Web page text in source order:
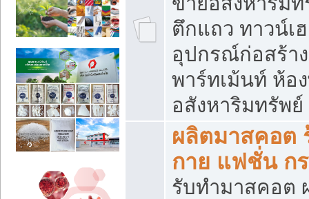
ตึกแถว ทาวน์เ
อุปกรณ์ก่อสร้า
พาร์ทเม้นท์ ห้อ
อสังหาริมทรัพ
ผลิตมาสคอต
กาย แฟชั่น กร
รับทำมาสคอต